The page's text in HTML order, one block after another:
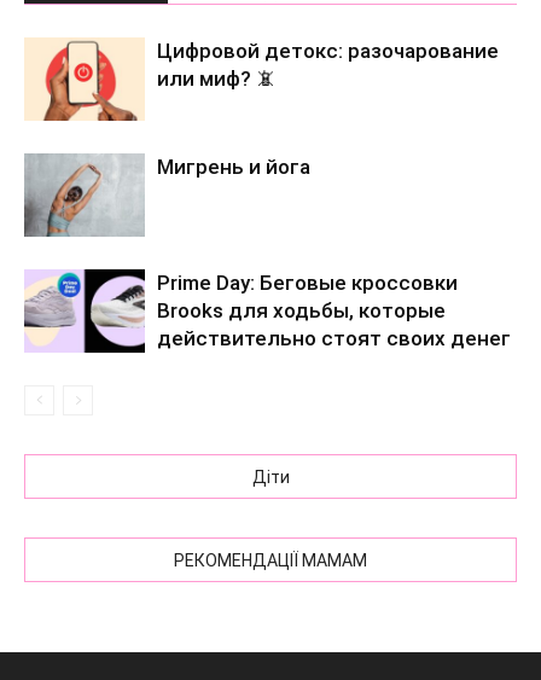
Цифровой детокс: разочарование
или миф? 📵
Мигрень и йога
Prime Day: Беговые кроссовки
Brooks для ходьбы, которые
действительно стоят своих денег
Діти
РЕКОМЕНДАЦІЇ МАМАМ